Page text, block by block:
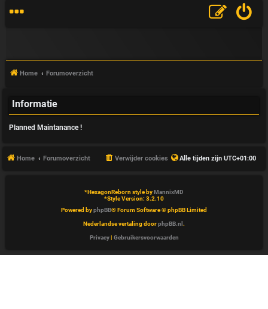
V
A
Home Forumoverzicht
Informatie
Planned Maintanance !
Home Forumoverzicht Alle tijden zijn UTC+01:00
Verwijder cookies
*HexagonReborn style byMannixMD
*Style Version: 3.2.10
Powered byphpBB® Forum Software © phpBB Limited
Nederlandse vertaling doorphpBB.nl .
Privacy| Gebruikersvoorwaarden